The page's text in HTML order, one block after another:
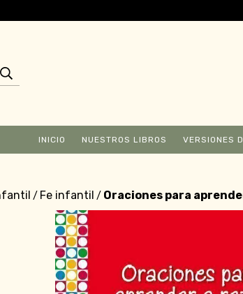
INICIO NUESTROS LIBROS VERSIONES
/ Fe infantil / Oraciones para